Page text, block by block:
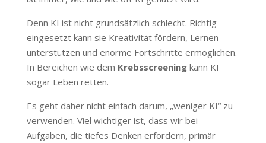
Denn KI ist nicht grundsätzlich schlecht. Richtig
eingesetzt kann sie Kreativität fördern, Lernen
unterstützen und enorme Fortschritte ermöglichen.
In Bereichen wie dem Krebsscreeningkann KI
sogar Leben retten.
Es geht daher nicht einfach darum, „weniger KI“ zu
verwenden. Viel wichtiger ist, dass wir bei
Aufgaben, die tiefes Denken erfordern, primär